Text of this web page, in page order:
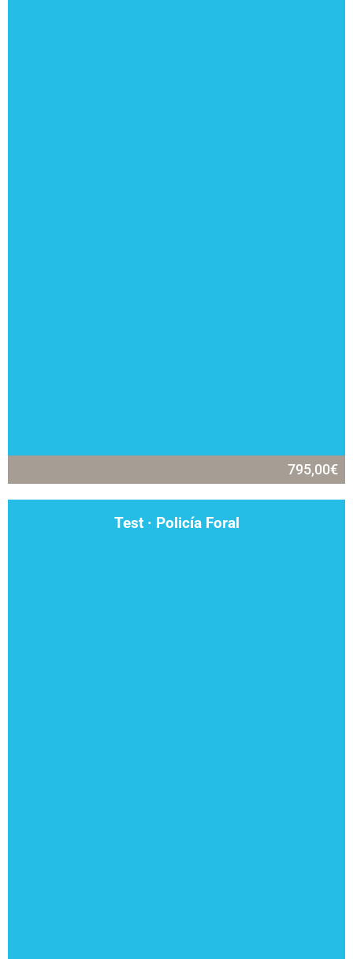
795,00€
Test · Policía Foral